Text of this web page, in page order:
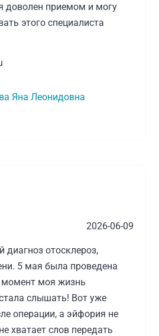
доволен приемом и могу
этого специалиста
Яна Леонидовна
2026-06-09
диагноз отосклероз,
5 мая была проведена
момент моя жизнь
слышать! Вот уже
операции, а эйфория не
хватает слов передать